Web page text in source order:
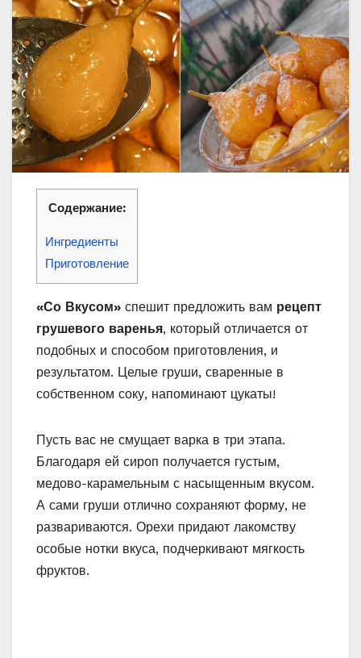
Содержание:
Ингредиенты
Приготовление
«Со Вкусом» спешит предложить вам рецепт
грушевого варенья, который отличается от
подобных и способом приготовления, и
результатом. Целые груши, сваренные в
собственном соку, напоминают цукаты!
Пусть вас не смущает варка в три этапа.
Благодаря ей сироп получается густым,
медово-карамельным с насыщенным вкусом.
А сами груши отлично сохраняют форму, не
развариваются. Орехи придают лакомству
особые нотки вкуса, подчеркивают мягкость
фруктов.